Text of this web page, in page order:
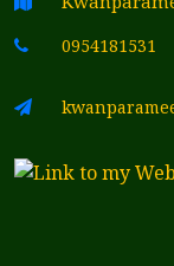
0954181531